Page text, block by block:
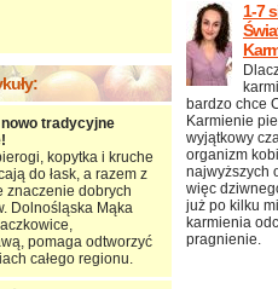
1-7
bardzo chce
Karmienie
wyjątkowy
organizm
najwyższych
więc
już po kilku
karmienia
pragnienie.
tradycyjne
kopytka i kruche
do łask, a razem z
znaczenie dobrych
Dolnośląska Mąka
pomaga odtworzyć
całego regionu.